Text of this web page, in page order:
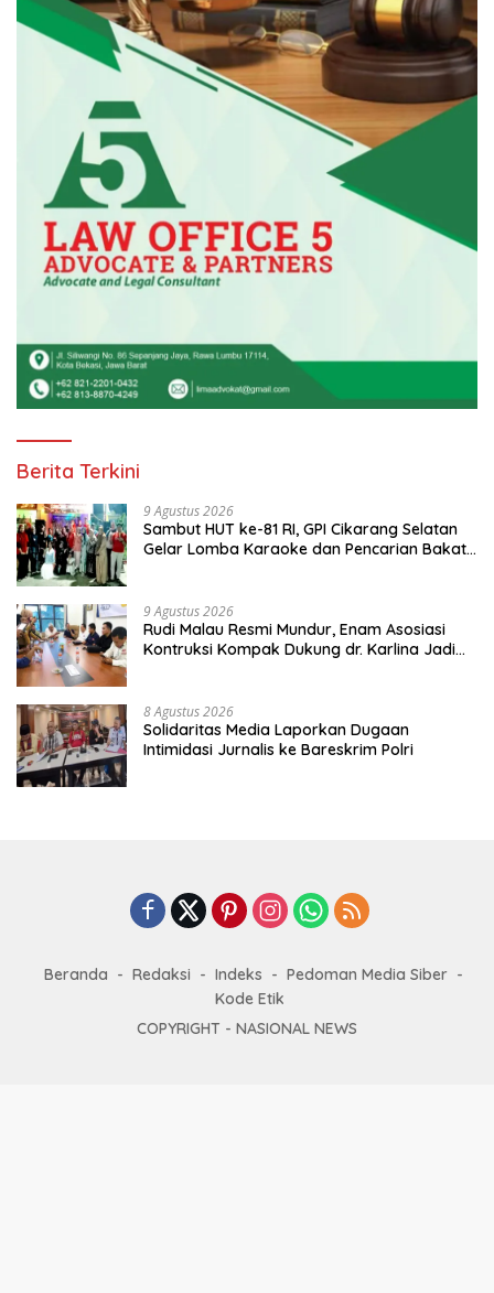
Berita Terkini
9 Agustus 2026
Sambut HUT ke-81 RI, GPI Cikarang Selatan
Gelar Lomba Karaoke dan Pencarian Bakat
9 Agustus 2026
Rudi Malau Resmi Mundur, Enam Asosiasi
Kontruksi Kompak Dukung dr. Karlina Jadi
8 Agustus 2026
Solidaritas Media Laporkan Dugaan
Intimidasi Jurnalis ke Bareskrim Polri
Beranda Redaksi Indeks
Pedoman Media Siber
Kode Etik
COPYRIGHT - NASIONAL NEWS